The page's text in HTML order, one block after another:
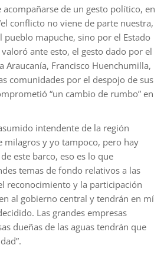
acompañarse de un gesto político, en
conflicto no viene de parte nuestra,
pueblo mapuche, sino por el Estado
valoró ante esto, el gesto dado por el
Araucanía, Francisco Huenchumilla,
comunidades por el despojo de sus
“un cambio de rumbo” en
intendente de la región
milagros y yo tampoco, pero hay
este barco, eso es lo que
temas de fondo relativos a las
reconocimiento y la participación
al gobierno central y tendrán en mí
Las grandes empresas
dueñas de las aguas tendrán que